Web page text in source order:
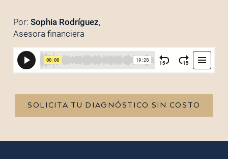
Por: Sophia Rodríguez,
Asesora financiera
SOLICITA TU DIAGNÓSTICO SIN COSTO